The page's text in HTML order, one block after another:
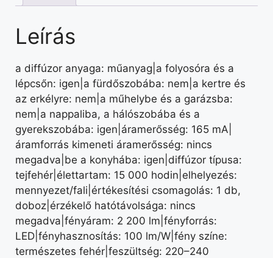
Leírás
a diffúzor anyaga: műanyag|a folyosóra és a
lépcsőn: igen|a fürdőszobába: nem|a kertre és
az erkélyre: nem|a műhelybe és a garázsba:
nem|a nappaliba, a hálószobába és a
gyerekszobába: igen|áramerősség: 165 mA|
áramforrás kimeneti áramerősség: nincs
megadva|be a konyhába: igen|diffúzor típusa:
tejfehér|élettartam: 15 000 hodin|elhelyezés:
mennyezet/fali|értékesítési csomagolás: 1 db,
doboz|érzékelő hatótávolsága: nincs
megadva|fényáram: 2 200 lm|fényforrás:
LED|fényhasznosítás: 100 lm/W|fény színe:
természetes fehér|feszültség: 220–240